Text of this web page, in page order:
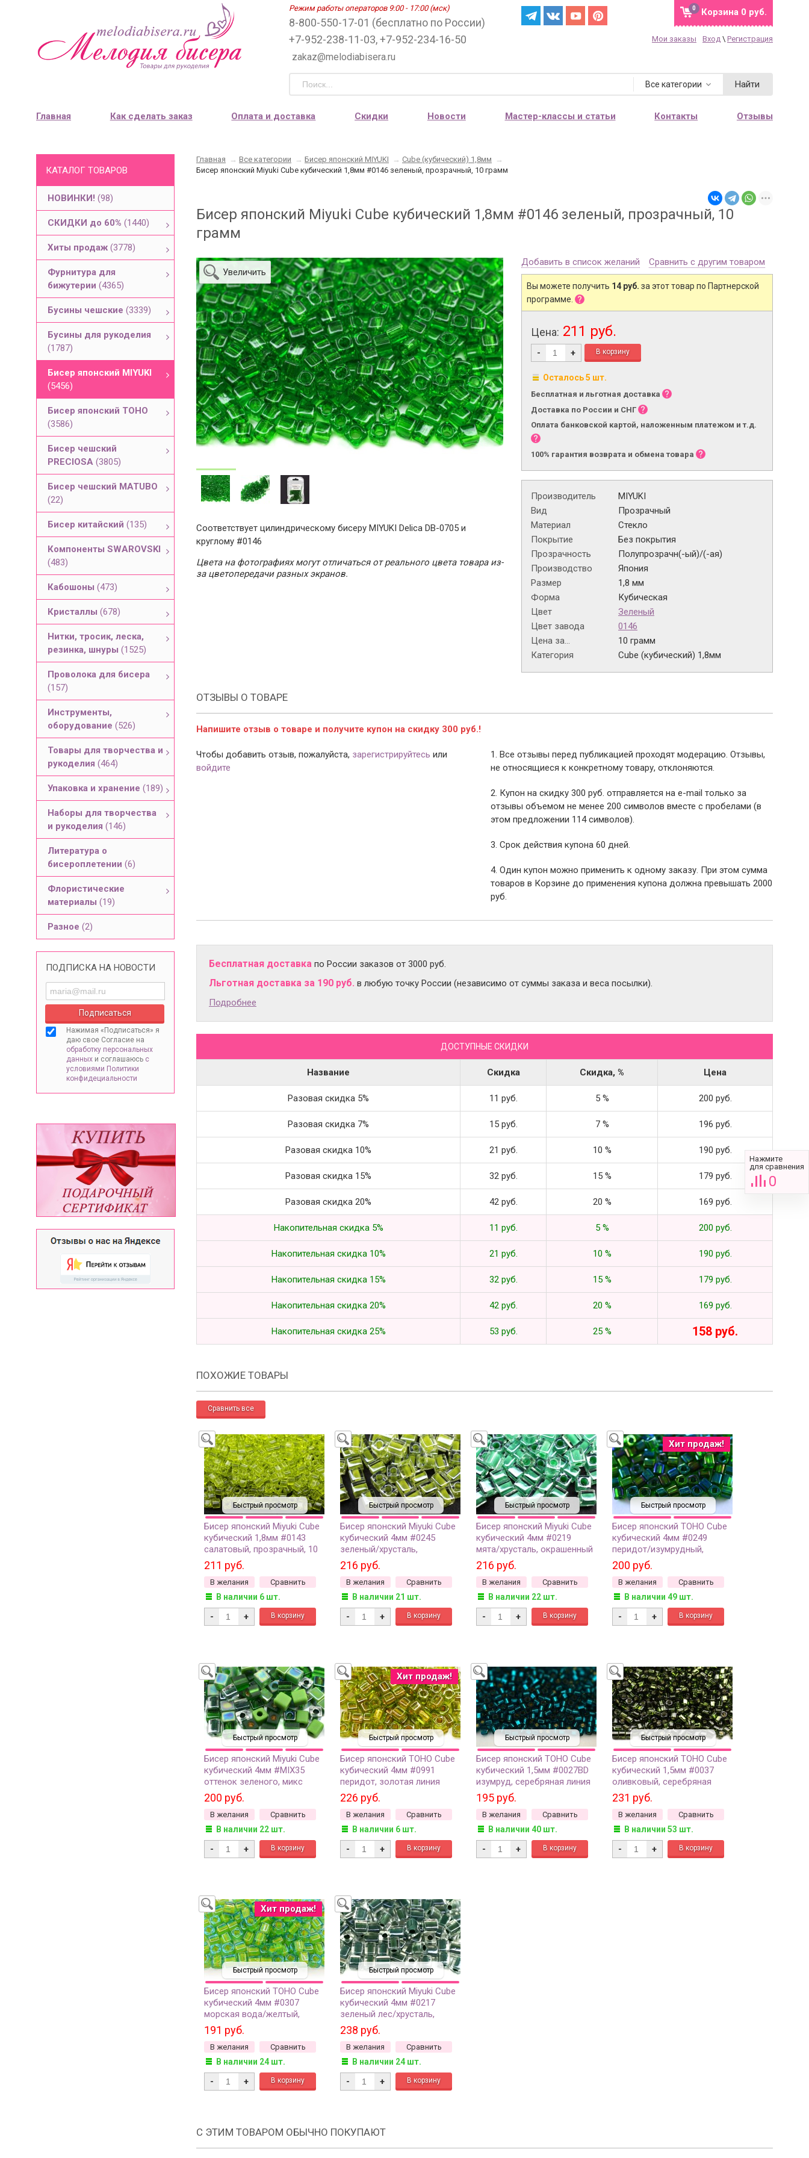
Режим работы операторов 9:00 - 17:00 (мск)
8-800-550-17-01 (бесплатно по России)
+7-952-238-11-03, +7-952-234-16-50
zakaz@melodiabisera.ru
Корзина 0 руб.
0
Мои заказы Вход \ Регистрация
Все категории Найти
Главная Как сделать заказ Оплата и доставка Скидки Новости Мастер-классы и статьи Контакты Отзывы
КАТАЛОГ ТОВАРОВ
НОВИНКИ! (98)
СКИДКИ до 60% (1440)
Хиты продаж (3778)
Фурнитура для
бижутерии (4365)
Бусины чешские (3339)
Бусины для рукоделия
(1787)
Бисер японский MIYUKI
(5456)
Бисер японский TOHO
(3586)
Бисер чешский
PRECIOSA (3805)
Бисер чешский MATUBO
(22)
Бисер китайский (135)
Компоненты SWAROVSKI
(483)
Кабошоны (473)
Кристаллы (678)
Нитки, тросик, леска,
резинка, шнуры (1525)
Проволока для бисера
(157)
Инструменты,
оборудование (526)
Товары для творчества и
рукоделия (464)
Упаковка и хранение (189)
Наборы для творчества
и рукоделия (146)
Литература о
бисероплетении (6)
Флористические
материалы (19)
Разное (2)
ПОДПИСКА НА НОВОСТИ
Нажимая «Подписаться» я
даю свое Согласие на
обработку персональных
данных и соглашаюсь с
условиями Политики
конфидециальности
Главная → Все категории → Бисер японский MIYUKI → Cube (кубический) 1,8мм
→
Бисер японский Miyuki Cube кубический 1,8мм #0146 зеленый, прозрачный, 10 грамм
Бисер японский Miyuki Cube кубический 1,8мм #0146 зеленый, прозрачный, 10
грамм
Увеличить
Соответствует цилиндрическому бисеру MIYUKI Delica DB-0705 и
круглому #0146
Цвета на фотографиях могут отличаться от реального цвета товара из-
за цветопередачи разных экранов.
Добавить в список желаний Сравнить с другим товаром
Вы можете получить 14 руб. за этот товар по Партнерской
программе.
Цена: 211 руб.
- +
Осталось 5 шт.
Бесплатная и льготная доставка
Доставка по России и СНГ
Оплата банковской картой, наложенным платежом и т.д.
100% гарантия возврата и обмена товара
Производитель
MIYUKI
Вид
Прозрачный
Материал
Стекло
Покрытие
Без покрытия
Прозрачность
Полупрозрачн(-ый)/(-ая)
Производство
Япония
Размер
1,8 мм
Форма
Кубическая
Цвет
Зеленый
Цвет завода
0146
Цена за...
10 грамм
Категория
Cube (кубический) 1,8мм
ОТЗЫВЫ О ТОВАРЕ
Напишите отзыв о товаре и получите купон на скидку 300 руб.!
Чтобы добавить отзыв, пожалуйста, зарегистрируйтесь или
войдите
1. Все отзывы перед публикацией проходят модерацию. Отзывы,
не относящиеся к конкретному товару, отклоняются.
2. Купон на скидку 300 руб. отправляется на e-mail только за
отзывы объемом не менее 200 символов вместе с пробелами (в
этом предложении 114 символов).
3. Срок действия купона 60 дней.
4. Один купон можно применить к одному заказу. При этом сумма
товаров в Корзине до применения купона должна превышать 2000
руб.
Бесплатная доставка по России заказов от 3000 руб.
Льготная доставка за 190 руб. в любую точку России (независимо от суммы заказа и веса посылки).
Подробнее
ДОСТУПНЫЕ СКИДКИ
Название Скидка Скидка, % Цена
Разовая скидка 5% 11 руб. 5 % 200 руб.
Разовая скидка 7% 15 руб. 7 % 196 руб.
Разовая скидка 10% 21 руб. 10 % 190 руб.
Разовая скидка 15% 32 руб. 15 % 179 руб.
Разовая скидка 20% 42 руб. 20 % 169 руб.
Накопительная скидка 5% 11 руб. 5 % 200 руб.
Накопительная скидка 10% 21 руб. 10 % 190 руб.
Накопительная скидка 15% 32 руб. 15 % 179 руб.
Накопительная скидка 20% 42 руб. 20 % 169 руб.
Накопительная скидка 25% 53 руб. 25 % 158 руб.
ПОХОЖИЕ ТОВАРЫ
Быстрый просмотр
Бисер японский Miyuki Cube
кубический 1,8мм #0143
салатовый, прозрачный, 10
грамм
211 руб.
В желания Сравнить
В наличии 6 шт.
- +
Быстрый просмотр
Бисер японский Miyuki Cube
кубический 4мм #0245
зеленый/хрусталь,
окрашенный изнутри, 10
грамм
216 руб.
В желания Сравнить
В наличии 21 шт.
- +
Быстрый просмотр
Бисер японский Miyuki Cube
кубический 4мм #0219
мята/хрусталь, окрашенный
изнутри, 10 грамм
216 руб.
В желания Сравнить
В наличии 22 шт.
- +
Быстрый просмотр
Хит продаж!
Бисер японский TOHO Cube
кубический 4мм #0249
перидот/изумрудный,
окрашенный изнутри, 5
грамм
200 руб.
В желания Сравнить
В наличии 49 шт.
- +
Быстрый просмотр
Бисер японский Miyuki Cube
кубический 4мм #MIX35
оттенок зеленого, микс
Green Medley, 10 грамм
200 руб.
В желания Сравнить
В наличии 22 шт.
- +
Быстрый просмотр
Хит продаж!
Бисер японский TOHO Cube
кубический 4мм #0991
перидот, золотая линия
внутри, 5 грамм
226 руб.
В желания Сравнить
В наличии 6 шт.
- +
Быстрый просмотр
Бисер японский TOHO Cube
кубический 1,5мм #0027BD
изумруд, серебряная линия
внутри, 5 грамм
195 руб.
В желания Сравнить
В наличии 40 шт.
- +
Быстрый просмотр
Бисер японский TOHO Cube
кубический 1,5мм #0037
оливковый, серебряная
линия внутри, 5 грамм
231 руб.
В желания Сравнить
В наличии 53 шт.
- +
Быстрый просмотр
Хит продаж!
Бисер японский TOHO Cube
кубический 4мм #0307
морская вода/желтый,
окрашенный изнутри, 5
грамм
191 руб.
В желания Сравнить
В наличии 24 шт.
- +
Быстрый просмотр
Бисер японский Miyuki Cube
кубический 4мм #0217
зеленый лес/хрусталь,
окрашенный изнутри, 10
грамм
238 руб.
В желания Сравнить
В наличии 24 шт.
- +
С ЭТИМ ТОВАРОМ ОБЫЧНО ПОКУПАЮТ
Нажмите
для сравнения
0